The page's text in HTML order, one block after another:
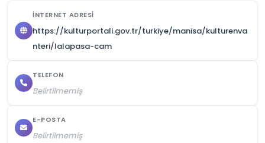
dokunurken dikkatli ve özenli olmaları, çöplerini
dışarıdaki kutulara atmaları, camiyi temiz
konusunda bilgilendiriniz.
İNTERNET ADRESI
https://kulturportali.gov.tr/turkiye/manisa/kulturenva
nteri/lalapasa-cam
TELEFON
Belirtilmemiş
E-POSTA
Belirtilmemiş